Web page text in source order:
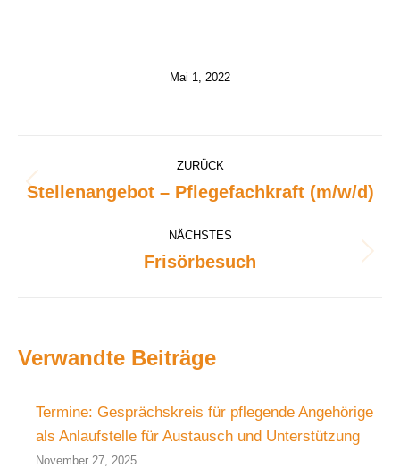
Mai 1, 2022
Kommentarnavigation
ZURÜCK
Vorheriger
Stellenangebot – Pflegefachkraft (m/w/d)
NÄCHSTES
Nächster
Frisörbesuch
Verwandte Beiträge
Termine: Gesprächskreis für pflegende Angehörige
als Anlaufstelle für Austausch und Unterstützung
November 27, 2025